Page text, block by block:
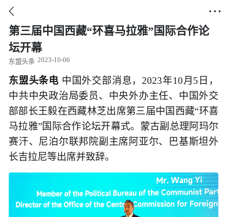
 
第三届中国西藏“环喜马拉雅”国际合作论
坛开幕
东盟头条 2023-10-06
东盟头条电 中国外交部消息，2023年10月5日，
中共中央政治局委员、中央外办主任、中国外交
部部长王毅在西藏林芝出席第三届中国西藏“环喜
马拉雅”国际合作论坛开幕式。蒙古副总理阿玛尔
赛汗、尼泊尔联邦院副主席阿亚尔、巴基斯坦外
长吉拉尼等出席并致辞。